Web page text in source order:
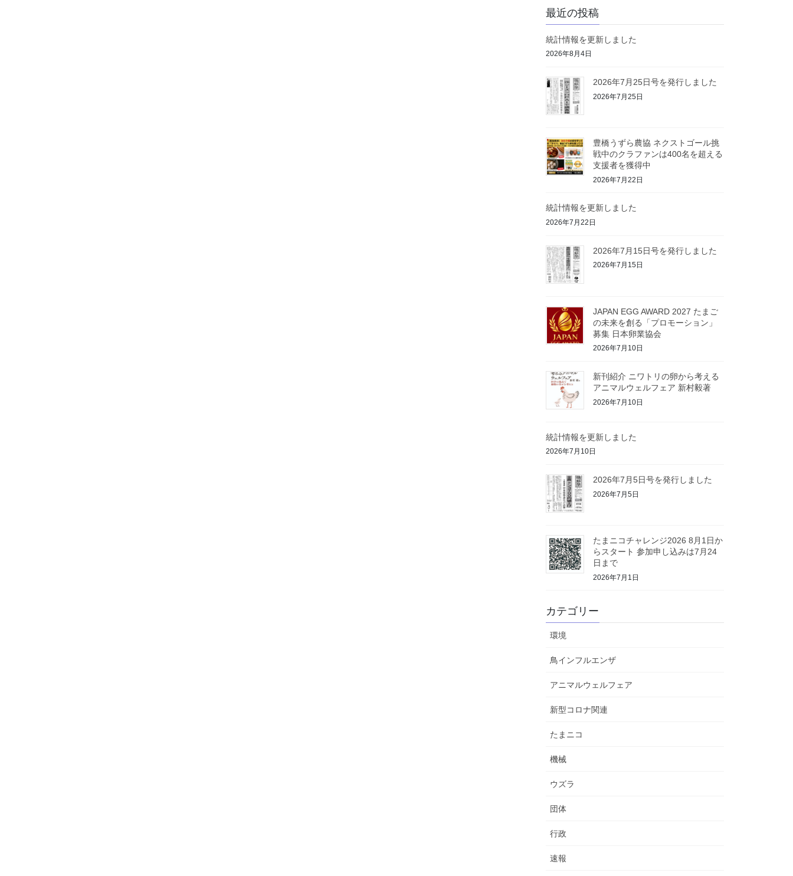
最近の投稿
統計情報を更新しました
2026年8月4日
2026年7月25日号を発行しました
2026年7月25日
豊橋うずら農協 ネクストゴール挑
戦中のクラファンは400名を超える
支援者を獲得中
2026年7月22日
統計情報を更新しました
2026年7月22日
2026年7月15日号を発行しました
2026年7月15日
JAPAN EGG AWARD 2027 たまご
の未来を創る「プロモーション」
募集 日本卵業協会
2026年7月10日
新刊紹介 ニワトリの卵から考える
アニマルウェルフェア 新村毅著
2026年7月10日
統計情報を更新しました
2026年7月10日
2026年7月5日号を発行しました
2026年7月5日
たまニコチャレンジ2026 8月1日か
らスタート 参加申し込みは7月24
日まで
2026年7月1日
カテゴリー
環境
鳥インフルエンザ
アニマルウェルフェア
新型コロナ関連
たまニコ
機械
ウズラ
団体
行政
速報